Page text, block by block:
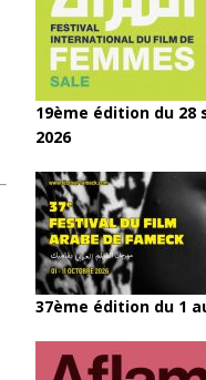
19ème édition du
2026
37ème édition du 1